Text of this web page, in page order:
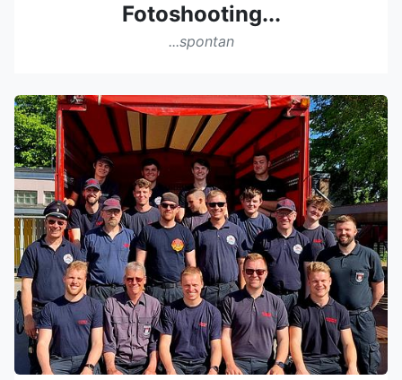
Fotoshooting...
...spontan